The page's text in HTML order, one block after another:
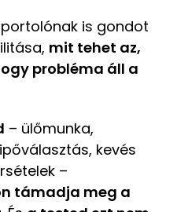
is gondot
mit tehet az,
probléma áll a
– ülőmunka,
kevés
–
támadja meg a